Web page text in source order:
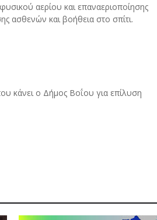
αερίου και επαναεριοποίησης
ασθενών και βοήθεια στο σπίτι.
κάνει ο Δήμος Βοΐου για επίλυση